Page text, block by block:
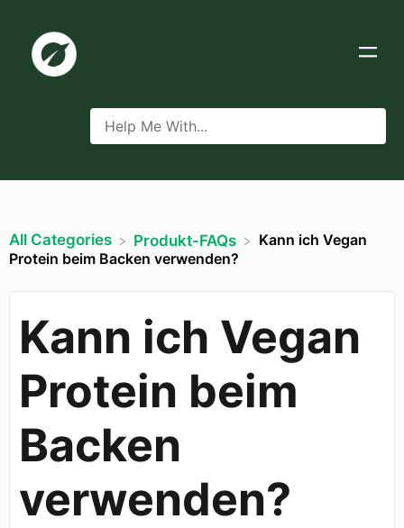
All Categories ​Produkt-FAQs
Kann ich Vegan
Protein beim Backen verwenden?
Kann ich Vegan
Protein beim
Backen
verwenden?